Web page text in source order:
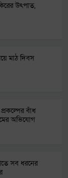
উৎপাত,
মাঠ দিবস
বাঁধ
অভিযোগ
সব ধরনের